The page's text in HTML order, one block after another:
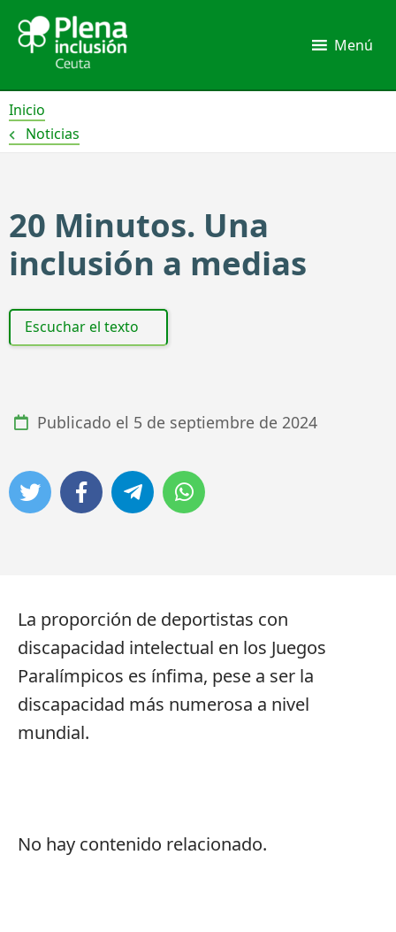
contenido
Menú
Inicio
Noticias
20 Minutos. Una
inclusión a medias
Escuchar el texto
Publicado el 5 de septiembre de 2024
La proporción de deportistas con
discapacidad intelectual en los Juegos
Paralímpicos es ínfima, pese a ser la
discapacidad más numerosa a nivel
mundial.
No hay contenido relacionado.